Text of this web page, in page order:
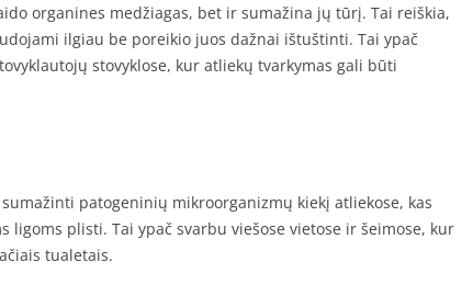
organines medžiagas, bet ir sumažina jų tūrį. Tai reiškia,
ilgiau be poreikio juos dažnai ištuštinti. Tai ypač
stovyklose, kur atliekų tvarkymas gali būti
patogeninių mikroorganizmų kiekį atliekose, kas
ligoms plisti. Tai ypač svarbu viešose vietose ir šeimose, kur
tualetais.